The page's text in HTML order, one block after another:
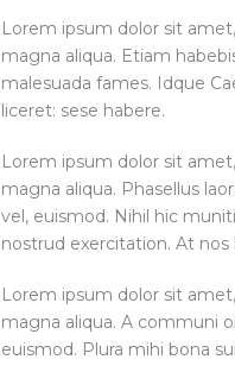
Lorem ipsum dolor sit
magna aliqua. Etiam
malesuada fames. Idque
liceret: sese habere.
Lorem ipsum dolor sit
magna aliqua. Phasellus
vel, euismod. Nihil hic
nostrud exercitation. At nos
Lorem ipsum dolor sit
magna aliqua. A communi
euismod. Plura mihi bona